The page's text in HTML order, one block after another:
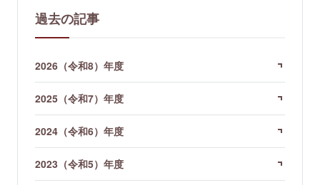
過去の記事
2026（令和8）年度
2025（令和7）年度
2024（令和6）年度
2023（令和5）年度